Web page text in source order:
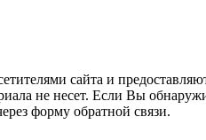
сайта и
не несет. Если Вы
форму обратной связи.